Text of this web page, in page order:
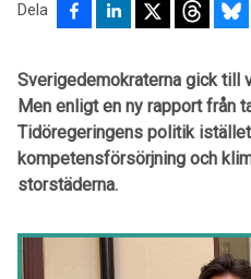
Dela
Sverigedemokraterna gick till
Men enligt en ny rapport från
Tidöregeringens politik
kompetensförsörjning och
storstäderna.